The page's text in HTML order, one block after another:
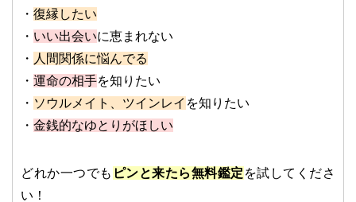
・ 復縁したい
・ いい出会いに恵まれない
・ 人間関係に悩んでる
・ 運命の相手を知りたい
・ ソウルメイト、ツインレイ を知りたい
・ 金銭的なゆとりがほしい
どれか一つでも ピンと来たら無料鑑定 を試してくださ
い！